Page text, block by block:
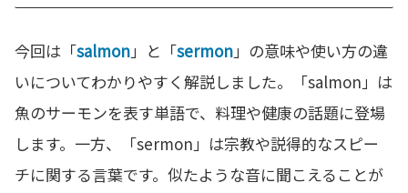
今回は「salmon」と「sermon」の意味や使い方の違
いについてわかりやすく解説しました。「salmon」は
魚のサーモンを表す単語で、料理や健康の話題に登場
します。一方、「sermon」は宗教や説得的なスピー
チに関する言葉です。似たような音に聞こえることが